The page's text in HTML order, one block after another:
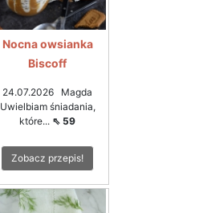
Nocna owsianka
Biscoff
24.07.2026 Magda
Uwielbiam śniadania,
które... ⇖ 59
Zobacz przepis!